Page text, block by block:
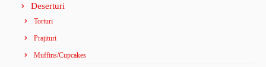
Deserturi
Torturi
Prajituri
Muffins/Cupcakes